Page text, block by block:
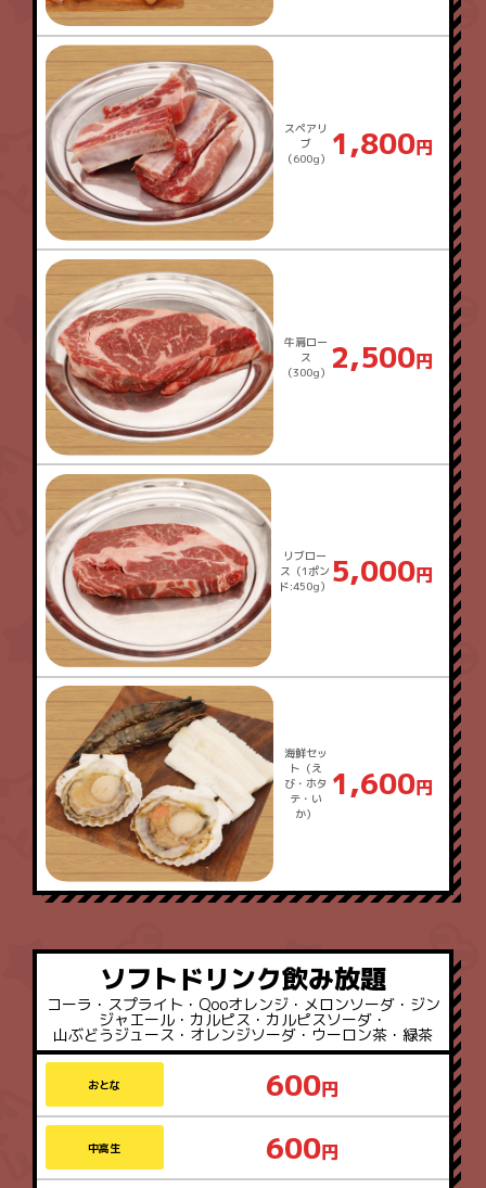
スペアリ
ブ
（600g） 1,800
牛肩ロー
ス
（300g） 2,500
リブロー
ス（1ポン
ド:450g） 5,000
海鮮セッ
ト（え
び・ホタ
テ・い
か）
1,600
ソフトドリンク飲み放題
コーラ・スプライト・Qooオレンジ・メロンソーダ・ジン
ジャエール・カルピス・カルピスソーダ・
山ぶどうジュース・オレンジソーダ・ウーロン茶・緑茶
おとな 600
中高生 600